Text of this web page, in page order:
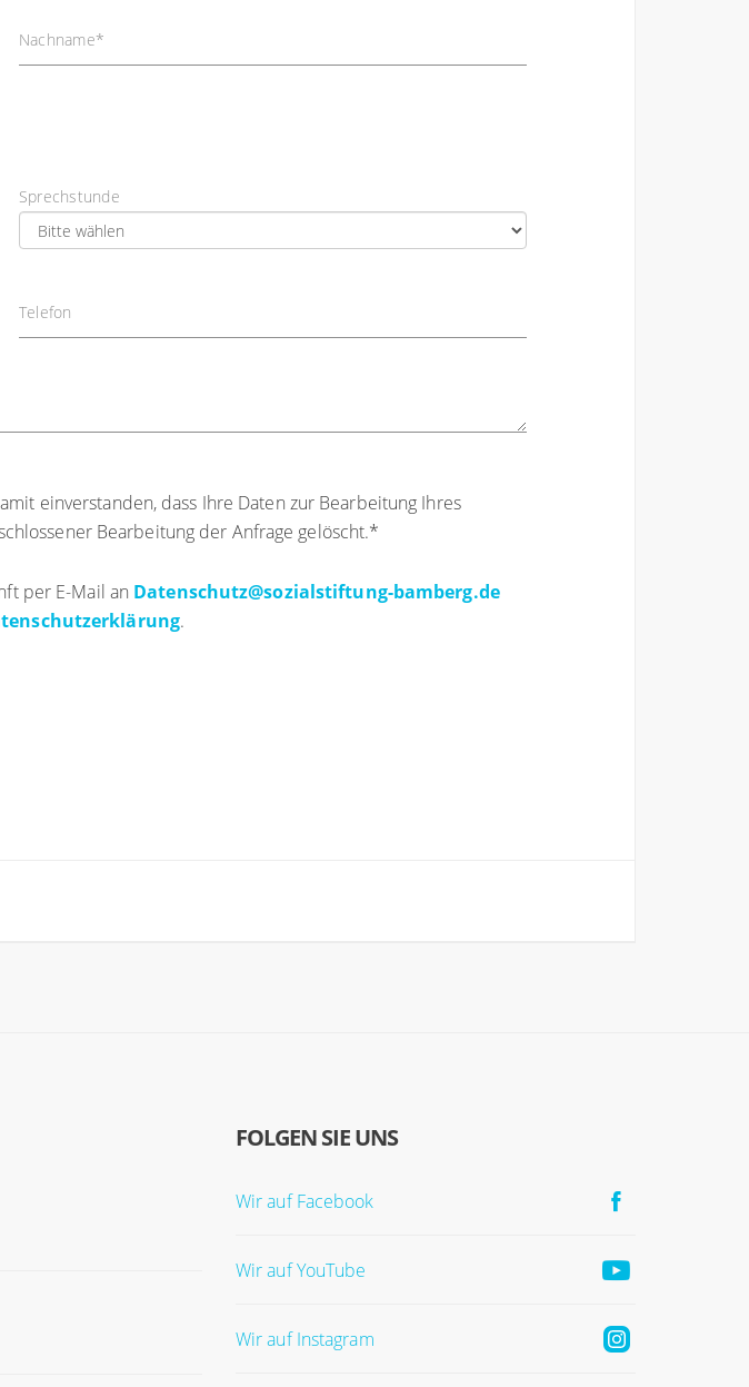
Nachname*
Sprechstunde
Telefon
einverstanden, dass Ihre Daten zur Bearbeitung Ihres
Bearbeitung der Anfrage gelöscht.*
per E-Mail an Datenschutz@sozialstiftung-bamberg.de
.
FOLGEN SIE UNS
Wir auf Facebook
Wir auf YouTube
Wir auf Instagram